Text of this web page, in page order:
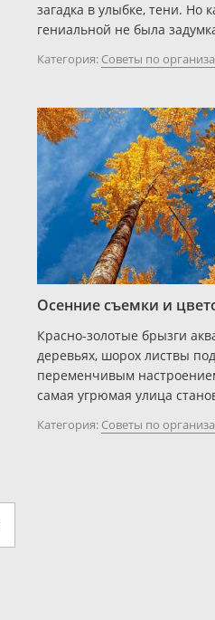
загадка в улыбке, тени. Но
гениальной не была
Категория: Советы по
Осенние съемки и
Красно-золотые брызги
деревьях, шорох листвы
переменчивым
самая угрюмая улица
Категория: Советы по